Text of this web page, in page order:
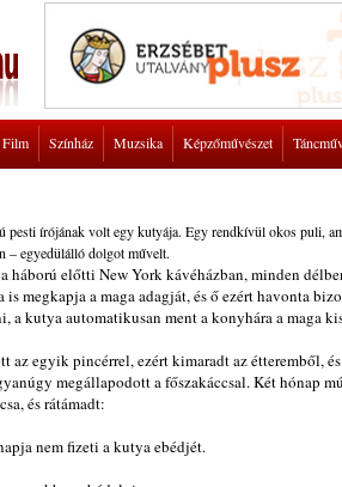
Film Színház Muzsika Képzőművészet
pesti írójának volt egy kutyája. Egy rendkívül okos puli,
– egyedülálló dolgot művelt.
háború előtti New York kávéházban, minden
megkapja a maga adagját, és ő ezért havonta
a kutya automatikusan ment a konyhára a maga
az egyik pincérrel, ezért kimaradt az étteremből,
megállapodott a főszakáccsal. Két hónap
és rátámadt:
nem fizeti a kutya ebédjét.